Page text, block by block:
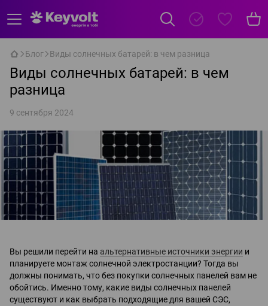
Блог Виды солнечных батарей: в чем разница
Виды солнечных батарей: в чем
разница
9 сентября 2024
Вы решили перейти на альтернативные источники энергии и
планируете монтаж солнечной электростанции? Тогда вы
должны понимать, что без покупки солнечных панелей вам не
обойтись. Именно тому, какие виды солнечных панелей
существуют и как выбрать подходящие для вашей СЭС,